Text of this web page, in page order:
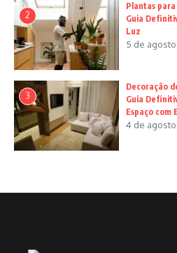
2
Plantas para
Guia
Luz
5 de
3
Decoração
Guia
Espaço com
4 de